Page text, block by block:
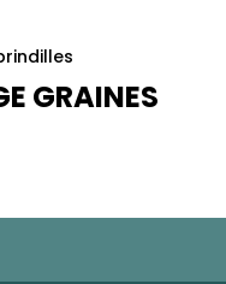
GRAINES